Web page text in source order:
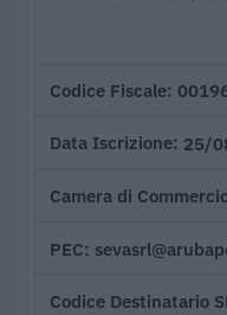
Codice Fiscale
Data Iscrizione 25/
Camera di
PEC
Codice Destinatario